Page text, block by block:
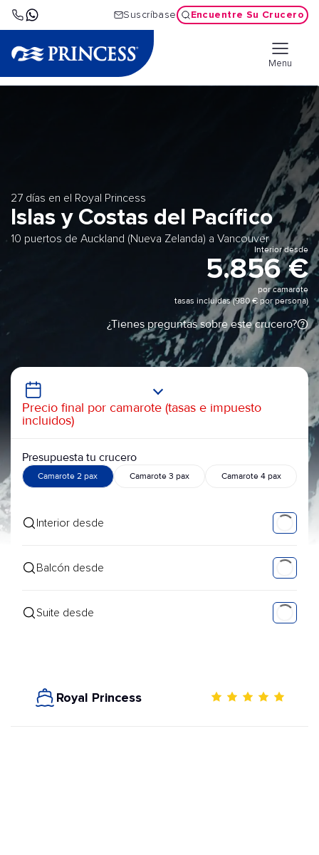
Suscríbase Encuentre Su Crucero
Menu
27 días en el Royal Princess
Islas y Costas del Pacífico
10 puertos de Auckland (Nueva Zelanda) a Vancouver
Interior desde
5.856 €
por camarote
tasas incluidas (980 € por persona)
¿Tienes preguntas sobre este crucero?
Precio final por camarote (tasas e impuesto
incluidos)
Presupuesta tu crucero
Camarote 2 pax Camarote 3 pax Camarote 4 pax
Interior desde
Balcón desde
Suite desde
Royal Princess